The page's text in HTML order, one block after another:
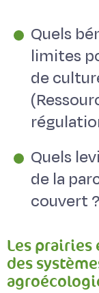
Quels
limites
de
Quels
de la
couvert ?
Les prairies
des